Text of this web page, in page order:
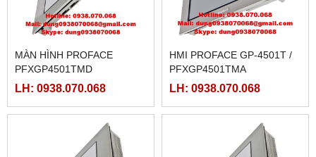
MÀN HÌNH PROFACE
PFXGP4501TMD
LH: 0938.070.068
HMI PROFACE GP-4501T /
PFXGP4501TMA
LH: 0938.070.068